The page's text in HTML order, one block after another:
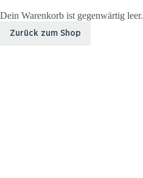
Dein Warenkorb ist gegenwärtig leer.
Zurück zum Shop